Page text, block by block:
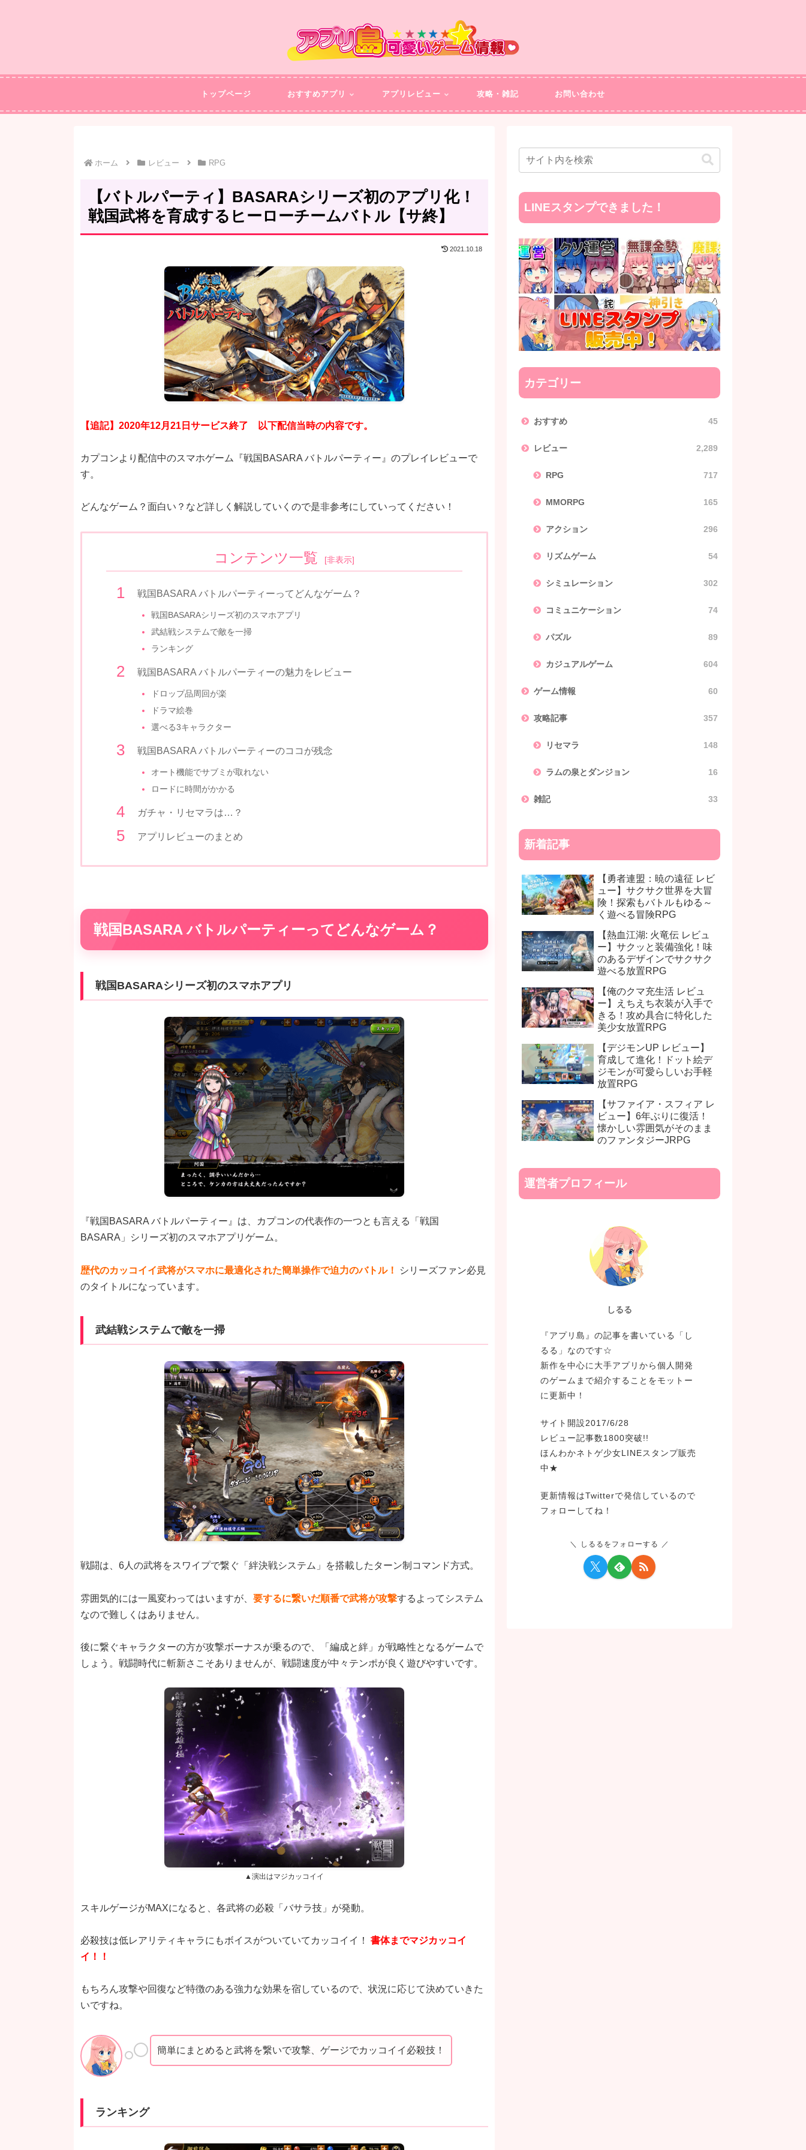
トップページ おすすめアプリ アプリレビュー 攻略・雑記 お問い合わせ
ホーム レビュー RPG
【バトルパーティ】BASARAシリーズ初のアプリ化！
戦国武将を育成するヒーローチームバトル【サ終】
2021.10.18
【追記】2020年12月21日サービス終了 以下配信当時の内容です。
カプコンより配信中のスマホゲーム『戦国BASARA バトルパーティー』のプレイレビューで
す。
どんなゲーム？面白い？など詳しく解説していくので是非参考にしていってください！
コンテンツ一覧 [非表示]
戦国BASARA バトルパーティーってどんなゲーム？
戦国BASARAシリーズ初のスマホアプリ
武結戦システムで敵を一掃
ランキング
戦国BASARA バトルパーティーの魅力をレビュー
ドロップ品周回が楽
ドラマ絵巻
選べる3キャラクター
戦国BASARA バトルパーティーのココが残念
オート機能でサブミが取れない
ロードに時間がかかる
ガチャ・リセマラは…？
アプリレビューのまとめ
戦国BASARA バトルパーティーってどんなゲーム？
戦国BASARAシリーズ初のスマホアプリ
『戦国BASARA バトルパーティー』は、カプコンの代表作の一つとも言える「戦国
BASARA」シリーズ初のスマホアプリゲーム。
歴代のカッコイイ武将がスマホに最適化された簡単操作で迫力のバトル！
シリーズファン必見
のタイトルになっています。
武結戦システムで敵を一掃
戦闘は、6人の武将をスワイプで繋ぐ「絆決戦システム」を搭載したターン制コマンド方式。
雰囲気的には一風変わってはいますが、 要するに繋いだ順番で武将が攻撃するよってシステム
なので難しくはありません。
後に繋ぐキャラクターの方が攻撃ボーナスが乗るので、「編成と絆」が戦略性となるゲームで
しょう。戦闘時代に斬新さこそありませんが、戦闘速度が中々テンポが良く遊びやすいです。
▲演出はマジカッコイイ
スキルゲージがMAXになると、各武将の必殺「バサラ技」が発動。
必殺技は低レアリティキャラにもボイスがついていてカッコイイ！ 書体までマジカッコイ
イ！！
もちろん攻撃や回復など特徴のある強力な効果を宿しているので、状況に応じて決めていきた
いですね。
簡単にまとめると武将を繋いで攻撃、ゲージでカッコイイ必殺技！
ランキング
LINEスタンプできました！
カテゴリー
おすすめ 45
レビュー 2,289
RPG 717
MMORPG 165
アクション 296
リズムゲーム 54
シミュレーション 302
コミュニケーション 74
パズル 89
カジュアルゲーム 604
ゲーム情報 60
攻略記事 357
リセマラ 148
ラムの泉とダンジョン 16
雑記 33
新着記事
【勇者連盟：暁の遠征 レビ
ュー】サクサク世界を大冒
険！探索もバトルもゆる～
く遊べる冒険RPG
【熱血江湖: 火竜伝 レビュ
ー】サクッと装備強化！味
のあるデザインでサクサク
遊べる放置RPG
【俺のクマ充生活 レビュ
ー】えちえち衣装が入手で
きる！攻め具合に特化した
美少女放置RPG
【デジモンUP レビュー】
育成して進化！ドット絵デ
ジモンが可愛らしいお手軽
放置RPG
【サファイア・スフィア レ
ビュー】6年ぶりに復活！
懐かしい雰囲気がそのまま
のファンタジーJRPG
運営者プロフィール
しるる
『アプリ島』の記事を書いている「し
るる」なのです☆
新作を中心に大手アプリから個人開発
のゲームまで紹介することをモットー
に更新中！
サイト開設2017/6/28
レビュー記事数1800突破!!
ほんわかネトゲ少女LINEスタンプ販売
中★
更新情報はTwitterで発信しているので
フォローしてね！
しるるをフォローする